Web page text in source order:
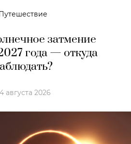
затмение
года — откуда
августа 2026